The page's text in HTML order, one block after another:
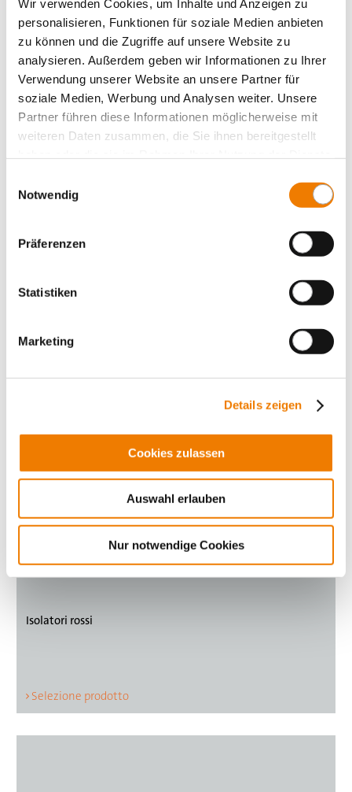
Wir verwenden Cookies, um Inhalte und Anzeigen zu
personalisieren, Funktionen für soziale Medien anbieten
zu können und die Zugriffe auf unsere Website zu
analysieren. Außerdem geben wir Informationen zu Ihrer
Verwendung unserer Website an unsere Partner für
soziale Medien, Werbung und Analysen weiter. Unsere
Partner führen diese Informationen möglicherweise mit
weiteren Daten zusammen, die Sie ihnen bereitgestellt
Notwendig
Präferenzen
Statistiken
Marketing
Details zeigen
Cookies zulassen
Auswahl erlauben
Nur notwendige Cookies
Selezione prodotto
Isolatori rossi
Selezione prodotto